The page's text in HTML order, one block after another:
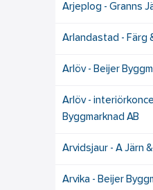
Arjeplog - Granns
Arlandastad - Färg
Arlöv - Beijer
Arlöv -
Byggmarknad AB
Arvidsjaur - A Järn
Arvika - Beijer